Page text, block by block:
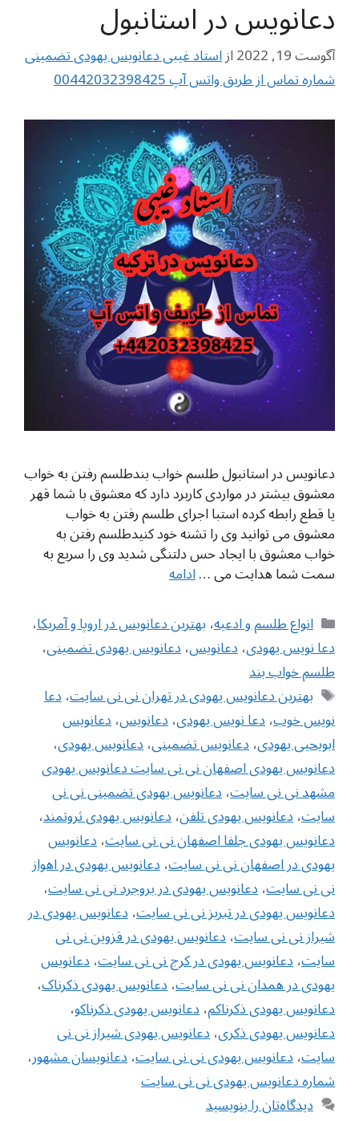
دعانویس در استانبول
آگوست 19, 2022 ازاستاد غیبی دعانویس یهودی تضمینی
شماره تماس از طریق واتس آپ 00442032398425
دعانویس در استانبول طلسم خواب بندطلسم رفتن به خواب
معشوق بیشتر در مواردی کاربرد دارد که معشوق با شما قهر
یا قطع رابطه کرده استبا اجرای طلسم رفتن به خواب
معشوق می توانید وی را تشنه خود کنیدطلسم رفتن به
خواب معشوق با ایجاد حس دلتنگی شدید وی را سریع به
سمت شما هدایت می …ادامه
دسته‌ها
انواع طلسم و ادعیه،بهترین دعانویس در اروپا و آمریکا،
دعا نویس یهودی،دعانویس،دعانویس یهودی تضمینی،
طلسم خواب بند
برچسب‌ها
بهترین دعانویس یهودی در تهران نی نی سایت،دعا
نویس خوب،دعا نویس یهودی،دعانویس،دعانویس
ابویحیی یهودی،دعانویس تضمینی،دعانویس یهودی،
دعانویس یهودی اصفهان نی نی سایت دعانویس یهودی
مشهد نی نی سایت،دعانویس یهودی تضمینی نی نی
سایت،دعانویس یهودی تلفن،دعانویس یهودی ثروتمند،
دعانویس یهودی جلفا اصفهان نی نی سایت،دعانویس
یهودی در اصفهان نی نی سایت،دعانویس یهودی در اهواز
نی نی سایت،دعانویس یهودی در بروجرد نی نی سایت،
دعانویس یهودی در تبریز نی نی سایت،دعانویس یهودی در
شیراز نی نی سایت،دعانویس یهودی در قزوین نی نی
سایت،دعانویس یهودی در کرج نی نی سایت،دعانویس
یهودی در همدان نی نی سایت،دعانویس یهودی ذکرناک،
دعانویس یهودی ذکرناکم،دعانویس یهودی ذکرناکو،
دعانویس یهودی ذکری،دعانویس یهودی شیراز نی نی
سایت،دعانویس یهودی نی نی سایت،دعانویسان مشهور،
شماره دعانویس یهودی نی نی سایت
دیدگاه‌تان را بنویسید